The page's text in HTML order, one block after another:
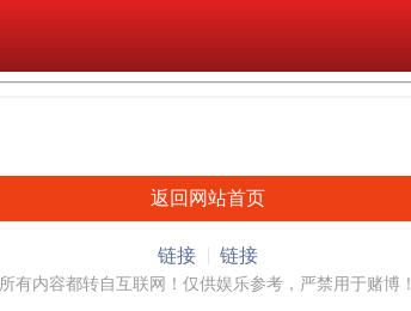
返回网站首页
链接 链接
所有内容都转自互联网！仅供娱乐参考，严禁用于赌博！